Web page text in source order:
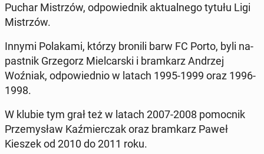
Puchar Mi­strzów, od­po­wied­nik ak­tu­al­ne­go tytułu Ligi
Mi­strzów.
Innymi Po­la­ka­mi, którzy bronili barw FC Porto, byli na­
past­nik Grze­gorz Miel­car­ski i bram­karz Andrzej
Woźniak, od­po­wied­nio w latach 1995-1999 oraz 1996-
1998.
W klubie tym grał też w latach 2007-2008 po­moc­nik
Prze­my­sław Kaź­mier­czak oraz bram­karz Paweł
Kieszek od 2010 do 2011 roku.